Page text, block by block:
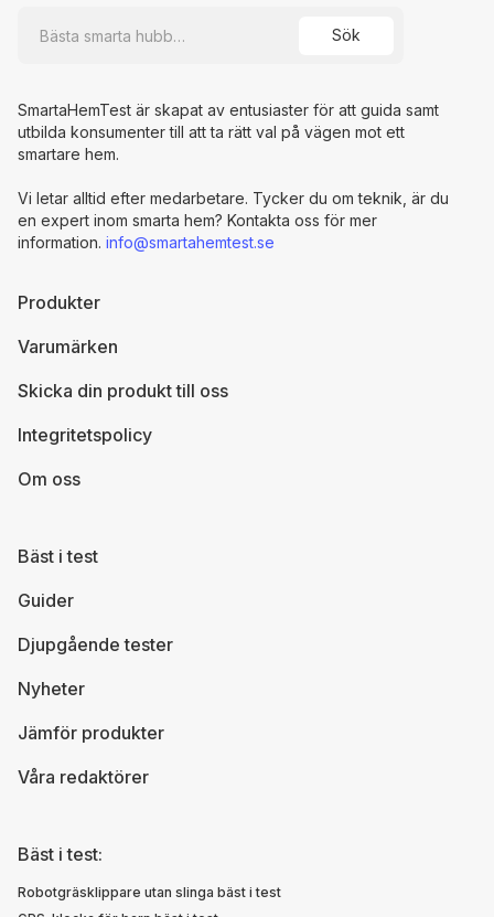
Bäst i test
Guider
Djupgående tester
Nyheter
Jämför produkter
Våra redaktörer
Produkter
Varumärken
Skicka din produkt till oss
Integritetspolicy
Om oss
SmartaHemTest är skapat av entusiaster för att guida samt
utbilda konsumenter till att ta rätt val på vägen mot ett
smartare hem.
Vi letar alltid efter medarbetare. Tycker du om teknik, är du
en expert inom smarta hem? Kontakta oss för mer
information. info@smartahemtest.se
Bäst i test:
Robotgräsklippare utan slinga bäst i test